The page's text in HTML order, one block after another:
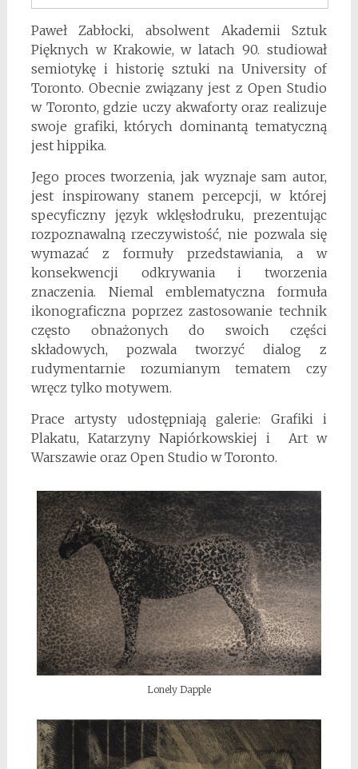
Paweł Zabłocki, absolwent Akademii Sztuk
Pięknych w Krakowie, w latach 90. studiował
semiotykę i historię sztuki na University of
Toronto. Obecnie związany jest z Open Studio
w Toronto, gdzie uczy akwaforty oraz realizuje
swoje grafiki, których dominantą tematyczną
jest hippika.
Jego proces tworzenia, jak wyznaje sam autor,
jest inspirowany stanem percepcji, w której
specyficzny język wklęsłodruku, prezentując
rozpoznawalną rzeczywistość, nie pozwala się
wymazać z formuły przedstawiania, a w
konsekwencji odkrywania i tworzenia
znaczenia. Niemal emblematyczna formuła
ikonograficzna poprzez zastosowanie technik
często obnażonych do swoich części
składowych, pozwala tworzyć dialog z
rudymentarnie rozumianym tematem czy
wręcz tylko motywem.
Prace artysty udostępniają galerie: Grafiki i
Plakatu, Katarzyny Napiórkowskiej i Art w
Warszawie oraz Open Studio w Toronto.
Lonely Dapple